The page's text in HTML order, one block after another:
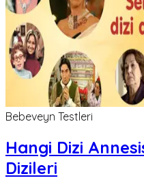
Bebeveyn Testleri
Hangi Dizi
Dizileri